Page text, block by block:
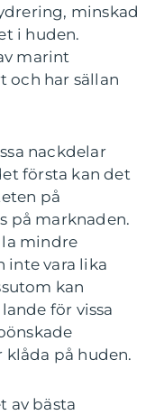
minskad
i huden.
marint
och har sällan
nackdelar
första kan det
på
på marknaden.
mindre
inte vara lika
kan
för vissa
på huden.
av bästa